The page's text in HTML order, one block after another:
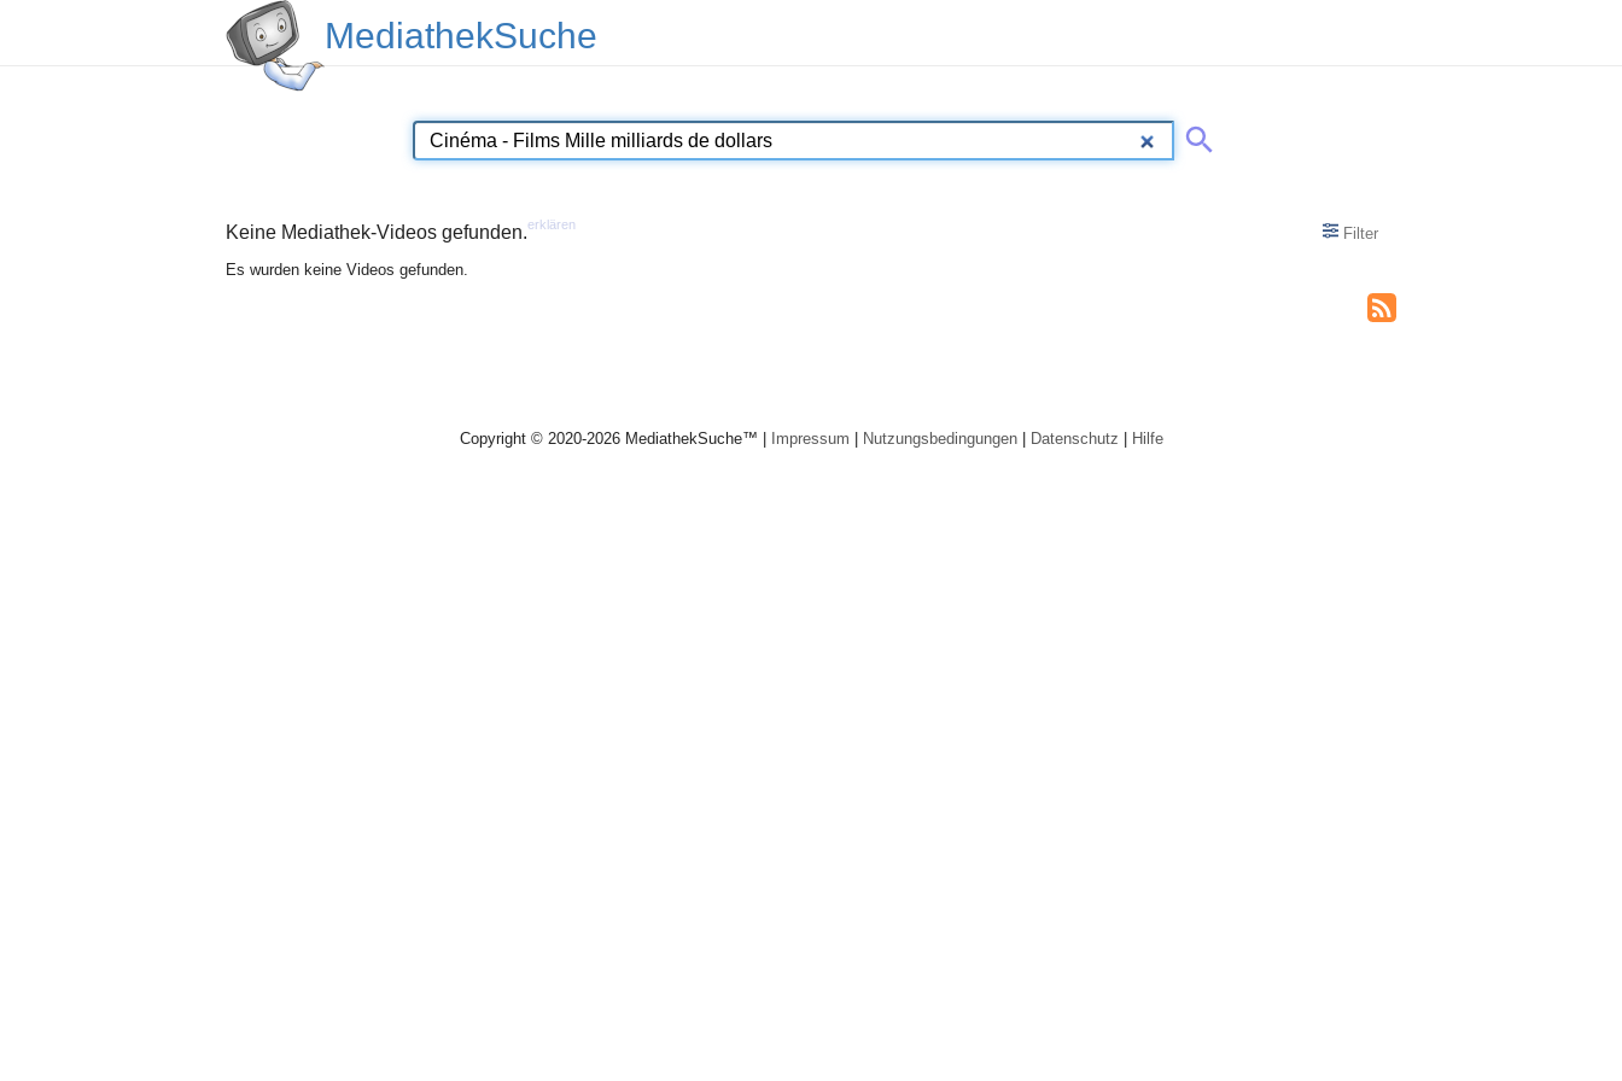
MediathekSuche
Keine Mediathek-Videos gefunden.erklären
Filter
Es wurden keine Videos gefunden.
Copyright © 2020-2026 MediathekSuche™ | Impressum | Nutzungsbedingungen| Datenschutz | Hilfe